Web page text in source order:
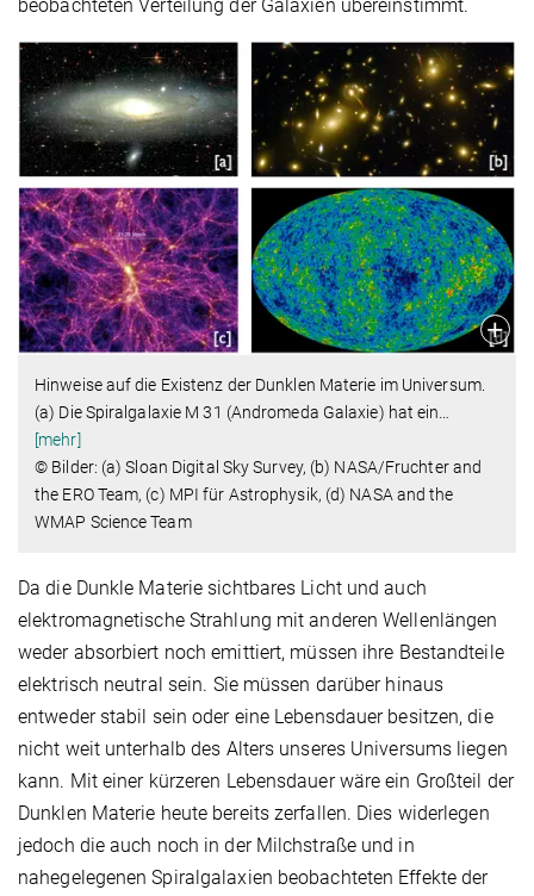
beobachteten Verteilung der Galaxien übereinstimmt.
Hinweise auf die Existenz der Dunklen Materie im Universum.
(a) Die Spiralgalaxie M 31 (Andromeda Galaxie) hat ein
[mehr]
© Bilder: (a) Sloan Digital Sky Survey, (b) NASA/Fruchter and
the ERO Team, (c) MPI für Astrophysik, (d) NASA and the
WMAP Science Team
Da die Dunkle Materie sichtbares Licht und auch
elektromagnetische Strahlung mit anderen Wellenlängen
weder absorbiert noch emittiert, müssen ihre Bestandteile
elektrisch neutral sein. Sie müssen darüber hinaus
entweder stabil sein oder eine Lebensdauer besitzen, die
nicht weit unterhalb des Alters unseres Universums liegen
kann. Mit einer kürzeren Lebensdauer wäre ein Großteil der
Dunklen Materie heute bereits zerfallen. Dies widerlegen
jedoch die auch noch in der Milchstraße und in
nahegelegenen Spiralgalaxien beobachteten Effekte der